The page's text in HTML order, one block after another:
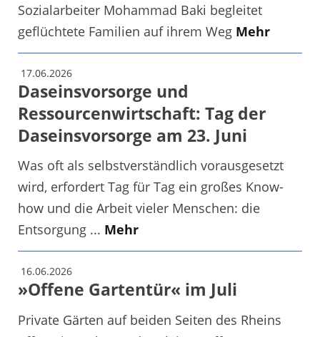
Sozialarbeiter Mohammad Baki begleitet
geflüchtete Familien auf ihrem Weg Mehr
17.06.2026
Daseinsvorsorge und
Ressourcenwirtschaft: Tag der
Daseinsvorsorge am 23. Juni
Was oft als selbstverständlich vorausgesetzt
wird, erfordert Tag für Tag ein großes Know-
how und die Arbeit vieler Menschen: die
Entsorgung ... Mehr
16.06.2026
»Offene Gartentür« im Juli
Private Gärten auf beiden Seiten des Rheins